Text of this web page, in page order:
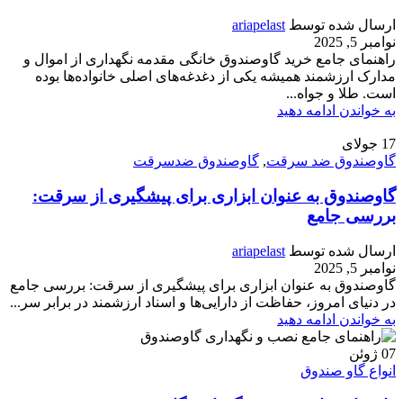
ارسال شده توسط ariapelast
نوامبر 5, 2025
راهنمای جامع خرید گاوصندوق خانگی مقدمه نگهداری از اموال و
مدارک ارزشمند همیشه یکی از دغدغه‌های اصلی خانواده‌ها بوده
است. طلا و جواه...
به خواندن ادامه دهید
17 جولای
گاوصندوق ضد سرقت, گاوصندوق ضدسرقت
گاوصندوق به عنوان ابزاری برای پیشگیری از سرقت:
بررسی جامع
ارسال شده توسط ariapelast
نوامبر 5, 2025
گاوصندوق به عنوان ابزاری برای پیشگیری از سرقت: بررسی جامع
در دنیای امروز، حفاظت از دارایی‌ها و اسناد ارزشمند در برابر سر...
به خواندن ادامه دهید
07 ژوئن
انواع گاو صندوق